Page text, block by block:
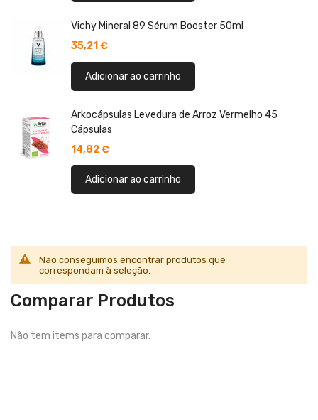
Vichy Mineral 89 Sérum Booster 50ml
35,21 €
Adicionar ao carrinho
Arkocápsulas Levedura de Arroz Vermelho 45
Cápsulas
14,82 €
Adicionar ao carrinho
Não conseguimos encontrar produtos que
correspondam à seleção.
Comparar Produtos
Não tem items para comparar.